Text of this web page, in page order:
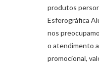
produtos
Esferográfica
nos
o atendimento
promocional,